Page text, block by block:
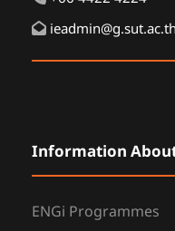
ieadmin@g.sut.ac.th
Information
ENGi Programmes